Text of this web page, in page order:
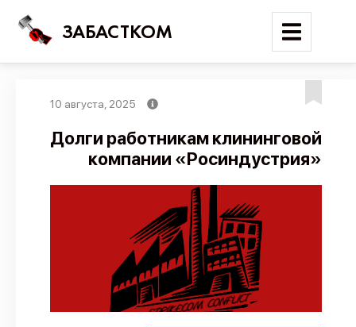
ЗАБАСТКОМ
Поиск
Новости
Карта событий
Трудовые конфликты
Отчеты
Предложить публикацию
10 августа, 2025
Долги работникам клининговой
компании «Росиндустрия»